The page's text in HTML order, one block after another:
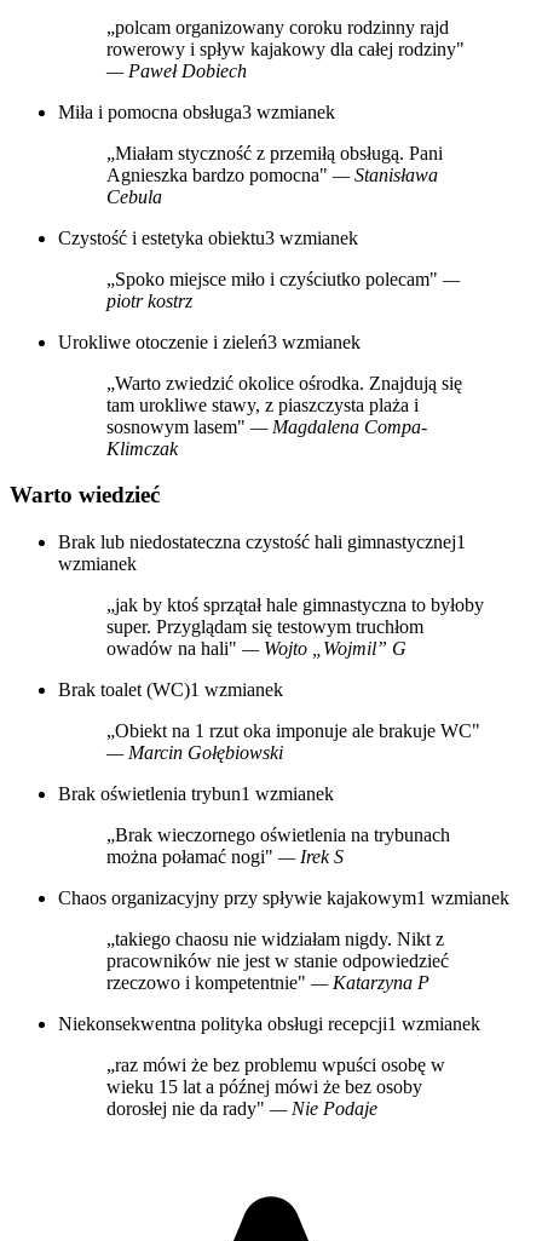
„polcam organizowany coroku rodzinny rajd
rowerowy i spływ kajakowy dla całej rodziny"
— Paweł Dobiech
Miła i pomocna obsługa3 wzmianek
„Miałam styczność z przemiłą obsługą. Pani
Agnieszka bardzo pomocna" — Stanisława
Cebula
Czystość i estetyka obiektu3 wzmianek
„Spoko miejsce miło i czyściutko polecam" —
piotr kostrz
Urokliwe otoczenie i zieleń3 wzmianek
„Warto zwiedzić okolice ośrodka. Znajdują się
tam urokliwe stawy, z piaszczysta plaża i
sosnowym lasem" — Magdalena Compa-
Klimczak
Warto wiedzieć
Brak lub niedostateczna czystość hali gimnastycznej1
wzmianek
„jak by ktoś sprzątał hale gimnastyczna to byłoby
super. Przyglądam się testowym truchłom
owadów na hali" — Wojto „Wojmil” G
Brak toalet (WC)1 wzmianek
„Obiekt na 1 rzut oka imponuje ale brakuje WC"
— Marcin Gołębiowski
Brak oświetlenia trybun1 wzmianek
„Brak wieczornego oświetlenia na trybunach
można połamać nogi" — Irek S
Chaos organizacyjny przy spływie kajakowym1 wzmianek
„takiego chaosu nie widziałam nigdy. Nikt z
pracowników nie jest w stanie odpowiedzieć
rzeczowo i kompetentnie" — Katarzyna P
Niekonsekwentna polityka obsługi recepcji1 wzmianek
„raz mówi że bez problemu wpuści osobę w
wieku 15 lat a późnej mówi że bez osoby
dorosłej nie da rady" — Nie Podaje